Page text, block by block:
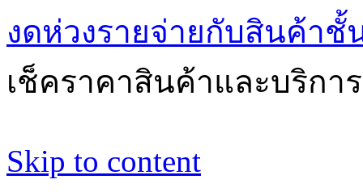
งดห่วงรายจ่ายกับสินค้า
เช็คราคาสินค้าและบริกา
Skip to content